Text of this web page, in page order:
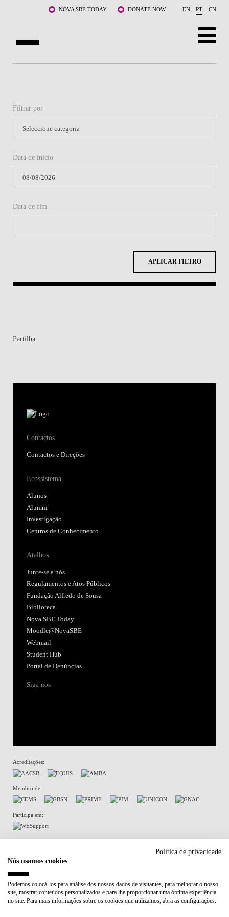
Saltar para o conteúdo principalNOVA SBE TODAY DONATE NOW EN PT CN
DOCENTES E INVESTIGAÇÃO
COMUNIDADE
WHAT'S HAPPENING
Filtrar por
Data de ínicio
Data de fim
APLICAR FILTRO
Partilha
Contactos
Contactos e Direções
Ecossistema
Alunos
Alumni
Investigação
Centros de Conhecimento
Atalhos
Junte-se a nós
Regulamentos e Atos Públicos
Fundação Alfredo de Sousa
Biblioteca
Nova SBE Today
Moodle@NovaSBE
Webmail
Student Hub
Portal de Denúncias
Siga-nos
Acreditações:
Membro de:
Participa em:
Política de privacidade
Nós usamos cookies
Podemos colocá-los para análise dos nossos dados de visitantes, para melhorar o nosso
site, mostrar conteúdos personalizados e para lhe proporcionar uma óptima experiência
no site. Para mais informações sobre os cookies que utilizamos, abra as configurações.